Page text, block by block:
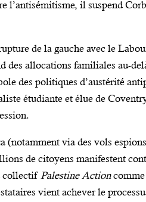
l’antisémitisme, il suspend
de la gauche avec le
des allocations familiales au-
des politiques d’austérité
étudiante et élue de
(notamment via des vols
de citoyens manifestent
collectif Palestine Actioncomme
vient achever le